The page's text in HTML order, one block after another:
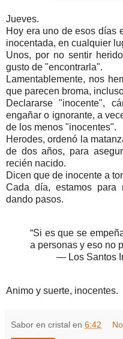
Jueves.
Hoy era uno de esos días
inocentada, en cualquier
Unos, por no sentir
gusto de "encontrarla".
Lamentablemente, nos
que parecen broma,
Declararse "inocente",
engañar o ignorante, a
de los menos "inocentes".
Herodes, ordenó la
de dos años, para
recién nacido.
Dicen que de inocente a
Cada día, estamos para
dando pasos.
“Si es que se
a personas y eso no
— Los Santos
Animo y suerte, inocentes.
Sabor en cristal en 6:42